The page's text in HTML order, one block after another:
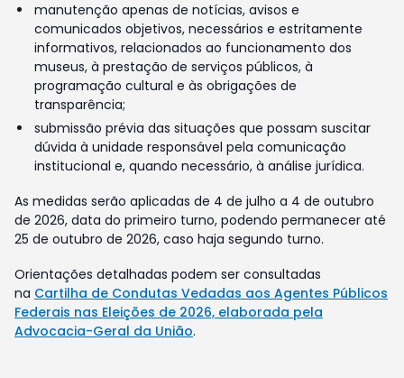
manutenção apenas de notícias, avisos e
comunicados objetivos, necessários e estritamente
informativos, relacionados ao funcionamento dos
museus, à prestação de serviços públicos, à
programação cultural e às obrigações de
transparência;
submissão prévia das situações que possam suscitar
dúvida à unidade responsável pela comunicação
institucional e, quando necessário, à análise jurídica.
As medidas serão aplicadas de 4 de julho a 4 de outubro
de 2026, data do primeiro turno, podendo permanecer até
25 de outubro de 2026, caso haja segundo turno.
Orientações detalhadas podem ser consultadas
na Cartilha de Condutas Vedadas aos Agentes Públicos
Federais nas Eleições de 2026, elaborada pela
Advocacia-Geral da União.